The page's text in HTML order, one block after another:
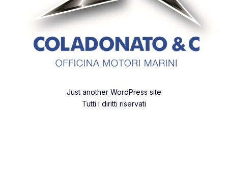
Just another WordPress site
Tutti i diritti riservati